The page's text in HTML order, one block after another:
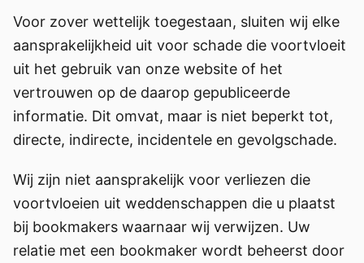
Voor zover wettelijk toegestaan, sluiten wij elke
aansprakelijkheid uit voor schade die voortvloeit
uit het gebruik van onze website of het
vertrouwen op de daarop gepubliceerde
informatie. Dit omvat, maar is niet beperkt tot,
directe, indirecte, incidentele en gevolgschade.
Wij zijn niet aansprakelijk voor verliezen die
voortvloeien uit weddenschappen die u plaatst
bij bookmakers waarnaar wij verwijzen. Uw
relatie met een bookmaker wordt beheerst door